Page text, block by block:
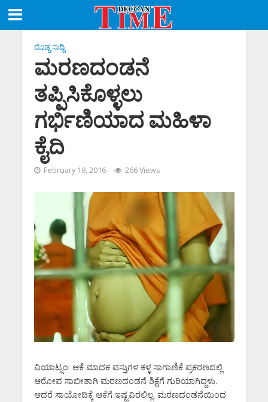
ದೊಡ್ಡ ಸುದ್ದಿ
ಮರಣದಂಡನೆ
ತಪ್ಪಿಸಿಕೊಳ್ಳಲು
ಗರ್ಭಿಣಿಯಾದ ಮಹಿಳಾ
ಕೈದಿ
February 19, 2016 266 Views
ವಿಯಾಟ್ನಂ: ಆಕೆ ಮಾದಕ ವಸ್ತುಗಳ ಕಳ್ಳ ಸಾಗಾಣಿಕೆ ಪ್ರಕರಣದಲ್ಲಿ
ಆರೋಪ ಸಾಬೀತಾಗಿ ಮರಣದಂಡನೆ ಶಿಕ್ಷೆಗೆ ಗುರಿಯಾಗಿದ್ದಳು.
ಆದರೆ ಸಾಯೋದಿಕ್ಕೆ ಆಕೆಗೆ ಇಷ್ಟವಿರಲಿಲ್ಲ. ಮರಣದಂಡನೆಯಿಂದ